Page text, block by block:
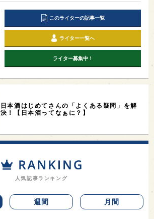
このライターの記事一覧
ライター一覧へ
ライター募集中！
日本酒はじめてさんの「よくある疑問」を解
決！【日本酒ってなぁに？】
人気記事ランキング
週間 月間